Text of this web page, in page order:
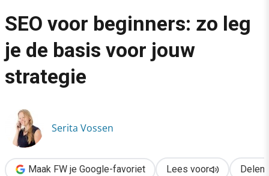
›
Marketing
SEO voor beginners: zo leg je de basis voor jouw strategie
SEO voor beginners: zo leg
je de basis voor jouw
strategie
Serita Vossen
Maak FW je Google-favoriet Lees voor Delen